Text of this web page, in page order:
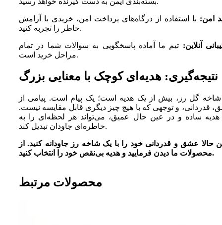
امن: با استفاده از درگاه‌های پرداخت امن، خریدی با آرامش
خاطر را تجربه کنید.
آنلاین: تیم ما آماده پاسخگویی به سوالات شما در تمام
مراحل خرید است.
نتیجه‌گیری: هدیه‌ای کوچک با معنایی بزرگ
گل رز، بیش از یک هدیه است؛ یک پیام است. پیامی از
قدردانی، و توجهی که با هیچ چیز دیگری قابل مقایسه نیست.
هدیه ساده و در عین حال عمیق، می‌تواند هر لحظه‌ای را به
خاطره‌ای جاودان تبدیل کند.
حالا عشق و قدردانی خود را با یک شاخه رز جاودانه کنید. از
محصولات ما دیدن فرمایید و هدیه بی‌نقص خود را انتخاب کنید.
محصولات مرتبط